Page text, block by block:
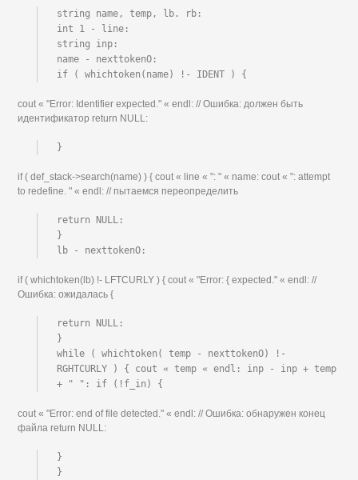
string name, temp, lb. rb:
int 1 - line:
string inp:
name - nexttokenO:
if ( whichtoken(name) !- IDENT ) {
cout « "Error: Identifier expected." « endl: // Ошибка: должен быть
идентификатор return NULL:
}
if ( def_stack->search(name) ) { cout « line « ": " « name: cout « ": attempt
to redefine. " « endl: // пытаемся переопределить
return NULL:
}
lb - nexttokenO:
if ( whichtoken(lb) !- LFTCURLY ) { cout « "Error: { expected." « endl: //
Ошибка: ожидалась {
return NULL:
}
while ( whichtoken( temp - nexttokenO) !-
RGHTCURLY ) { cout « temp « endl: inp - inp + temp
+ " ": if (!f_in) {
cout « "Error: end of file detected." « endl: // Ошибка: обнаружен конец
файла return NULL:
}
}